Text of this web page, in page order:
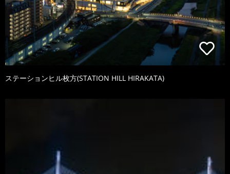
ステーションヒル枚方(STATION HILL HIRAKATA)